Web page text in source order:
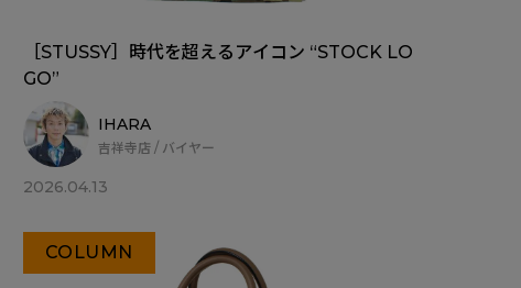
［STUSSY］時代を超えるアイコン “STOCK LO
GO”
IHARA
吉祥寺店 / バイヤー
2026.04.13
COLUMN